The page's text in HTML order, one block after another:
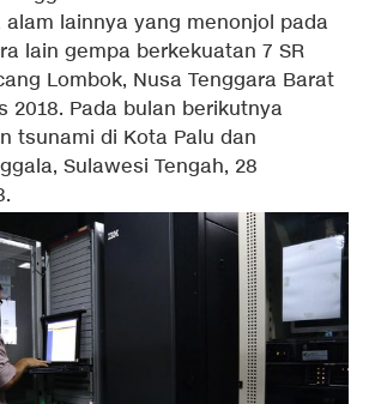
alam lainnya yang menonjol pada
lain gempa berkekuatan 7 SR
Lombok, Nusa Tenggara Barat
2018. Pada bulan berikutnya
tsunami di Kota Palu dan
Sulawesi Tengah, 28